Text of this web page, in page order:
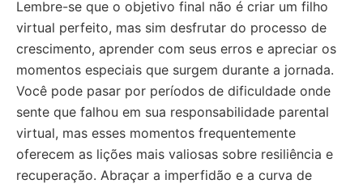
Lembre-se que o objetivo final não é criar um filho
virtual perfeito, mas sim desfrutar do processo de
crescimento, aprender com seus erros e apreciar os
momentos especiais que surgem durante a jornada.
Você pode pasar por períodos de dificuldade onde
sente que falhou em sua responsabilidade parental
virtual, mas esses momentos frequentemente
oferecem as lições mais valiosas sobre resiliência e
recuperação. Abraçar a imperfidão e a curva de